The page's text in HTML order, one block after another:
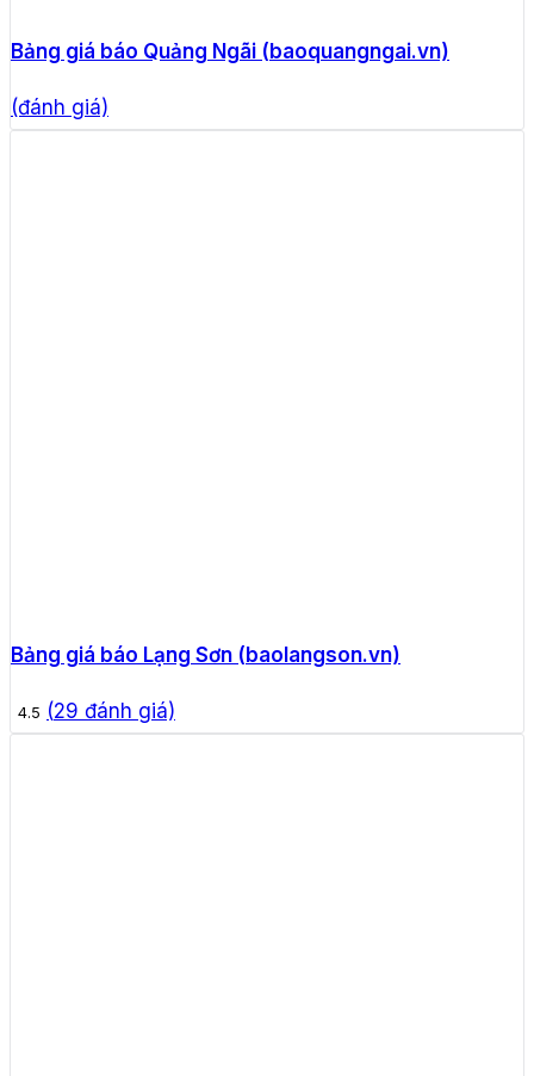
Bảng giá báo Quảng Ngãi (baoquangngai.vn)
(đánh giá)
Bảng giá báo Lạng Sơn (baolangson.vn)
4.5 (29 đánh giá)